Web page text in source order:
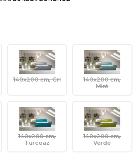
140x200 cm, Gri
140x200 cm,
Mint
140x200 cm,
Turcoaz
140x200 cm,
Verde